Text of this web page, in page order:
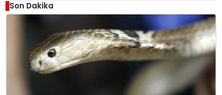
Son Dakika